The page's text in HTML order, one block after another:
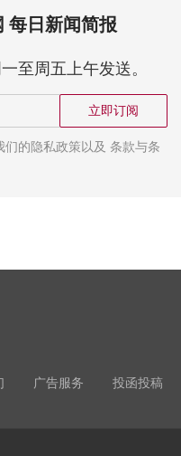
每日新闻简报
至周五上午发送。
立即订阅
的隐私政策以及 条款与条
广告服务 投函投稿